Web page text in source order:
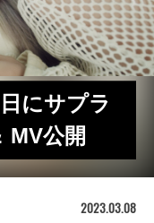
にサプラ
MV公開
2023.03.08